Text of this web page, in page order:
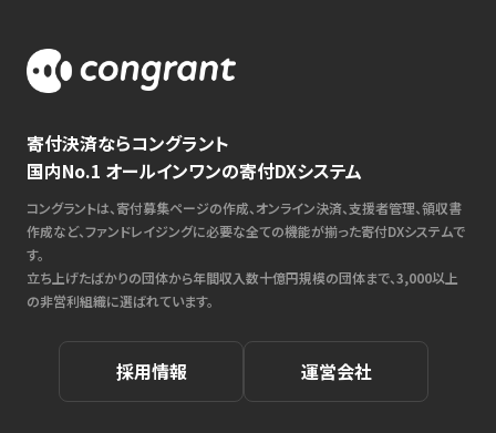
寄付決済ならコングラント
国内No.1 オールインワンの寄付DXシステム
コングラントは、寄付募集ページの作成、オンライン決済、支援者管理、領収書
作成など、ファンドレイジングに必要な全ての機能が揃った寄付DXシステムで
す。
立ち上げたばかりの団体から年間収入数十億円規模の団体まで、3,000以上
の非営利組織に選ばれています。
採用情報 運営会社